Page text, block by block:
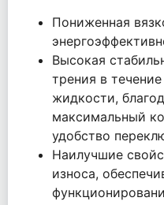
Пониженная
Высокая
трения в
жидкости,
максимальный
удобство
Наилучшие
износа,